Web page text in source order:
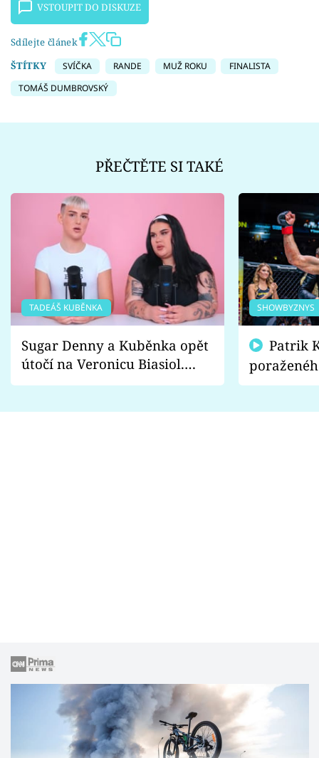
VSTOUPIT DO DISKUZE
Sdílejte článek
ŠTÍTKY
SVÍČKA RANDE MUŽ ROKU
FINALISTA
TOMÁŠ DUMBROVSKÝ
PŘEČTĚTE SI TAKÉ
TADEÁŠ KUBĚNKA
Sugar Denny a Kuběnka opět
útočí na Veronicu Biasiol.
Proč je podle nich falešná a
SHOWBYZNYS
fanoušci